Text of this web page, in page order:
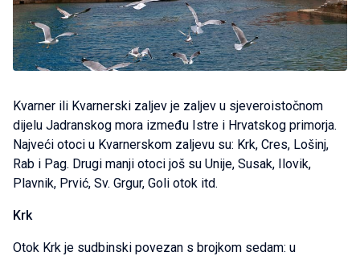
Kvarner ili Kvarnerski zaljev je zaljev u sjeveroistočnom
dijelu Jadranskog mora između Istre i Hrvatskog primorja.
Najveći otoci u Kvarnerskom zaljevu su: Krk, Cres, Lošinj,
Rab i Pag. Drugi manji otoci još su Unije, Susak, Ilovik,
Plavnik, Prvić, Sv. Grgur, Goli otok itd.
Krk
Otok Krk je sudbinski povezan s brojkom sedam: u